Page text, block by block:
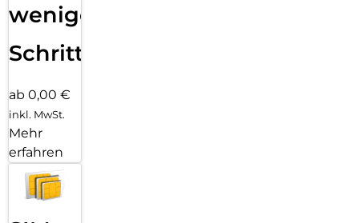
wenigen
Schritten
ab 0,00 €
inkl. MwSt.
Mehr
erfahren